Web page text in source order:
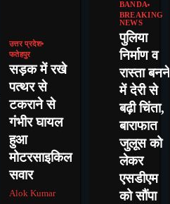
उत्तर प्रदेश
फतेहपुर
सड़क में रखे
पत्थर से
टकराने से
गंभीर घायल
हुआ
मोटरसाइकिल
सवार
Alok Kumar
BANDA
BREAKING
NEWS
पुलिया
निर्माण व
रास्ता बनने
में देरी से
बढ़ी चिंता,
बाराफात
जुलूस को
लेकर
एसडीएम
को सौंपा